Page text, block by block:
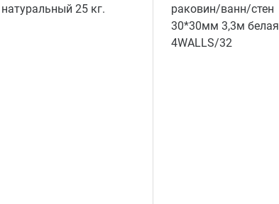
натуральный 25 кг.
раковин/ванн/стен
30*30мм 3,3м белая
4WALLS/32